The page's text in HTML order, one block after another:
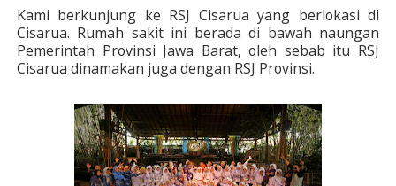
Kami berkunjung ke RSJ Cisarua yang berlokasi di
Cisarua. Rumah sakit ini berada di bawah naungan
Pemerintah Provinsi Jawa Barat, oleh sebab itu RSJ
Cisarua dinamakan juga dengan RSJ Provinsi.